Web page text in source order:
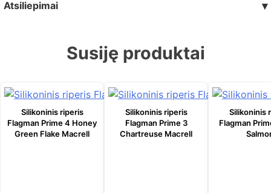
Atsiliepimai ▾
Susiję produktai
Silikoninis riperis
Flagman Prime 4 Honey
Green Flake Macrell
Silikoninis riperis
Flagman Prime 3
Chartreuse Macrell
Silikoninis
Flagman